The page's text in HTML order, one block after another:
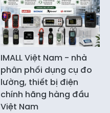
IMALL Việt Nam - nhà
phân phối dụng cụ đo
lường, thiết bị điện
chính hãng hàng đầu
Việt Nam